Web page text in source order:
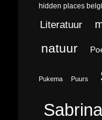
hidden places
Literatuur
natuur
Pukema Puurs